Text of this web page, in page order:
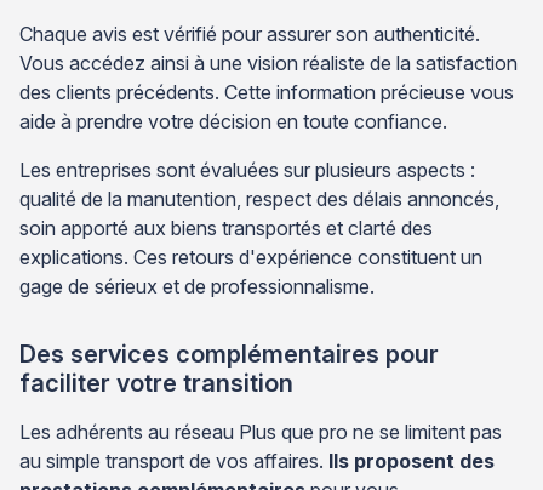
Chaque avis est vérifié pour assurer son authenticité.
Vous accédez ainsi à une vision réaliste de la satisfaction
des clients précédents. Cette information précieuse vous
aide à prendre votre décision en toute confiance.
Les entreprises sont évaluées sur plusieurs aspects :
qualité de la manutention, respect des délais annoncés,
soin apporté aux biens transportés et clarté des
explications. Ces retours d'expérience constituent un
gage de sérieux et de professionnalisme.
Des services complémentaires pour
faciliter votre transition
Les adhérents au réseau Plus que pro ne se limitent pas
au simple transport de vos affaires. Ils proposent des